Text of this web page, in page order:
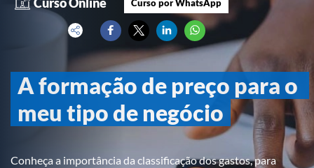
Curso por WhatsApp
A formação de preço para o
meu tipo de negócio
Conheça a importância da classificação dos gastos, para